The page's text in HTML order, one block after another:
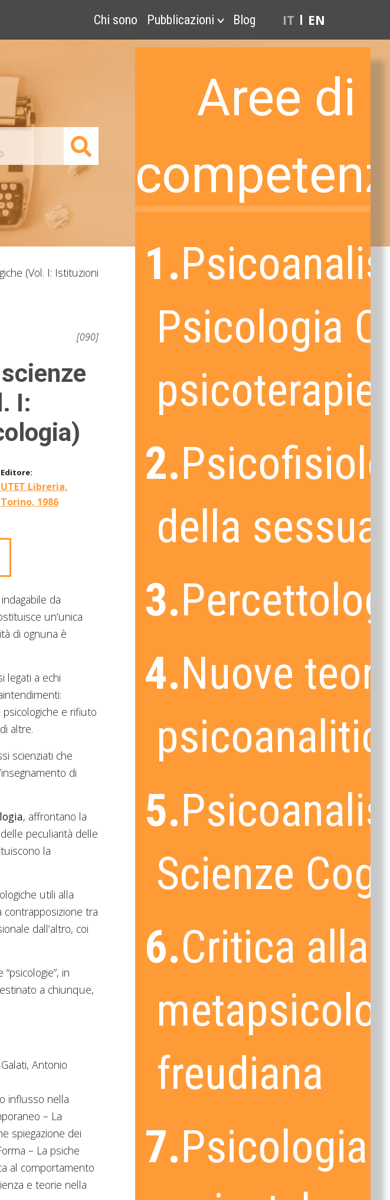
Chi sono Pubblicazioni Blog IT EN
Aree di
1.
Psicologia
psicoterapie
2.
della
3.
4.Nuove
5.
Scienze
6.Critica alla
freudiana
7.Psicologia
(Vol. I: Istituzioni
[090]
I:
Editore:
UTET Libreria,
Torino, 1986
da
un’unica
di ognuna è
legati a echi
e rifiuto
altre.
scienziati che
di
, affrontano la
peculiarità delle
la
utili alla
tra
dall’altro, coi
in
a chiunque,
Antonio
influsso nella
– La
spiegazione dei
– La psiche
al comportamento
e teorie nella